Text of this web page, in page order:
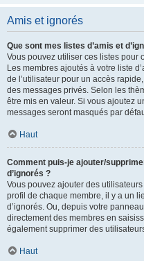
Amis et ignorés
Que sont mes listes d’amis et
Vous pouvez utiliser ces listes pour
Les membres ajoutés à votre liste
de l’utilisateur pour un accès
des messages privés. Selon les
être mis en valeur. Si vous ajoutez
messages seront masqués par
Haut
Comment puis-je ajouter/
d’ignorés ?
Vous pouvez ajouter des
profil de chaque membre, il y a un
d’ignorés. Ou, depuis votre
directement des membres en
également supprimer des
Haut